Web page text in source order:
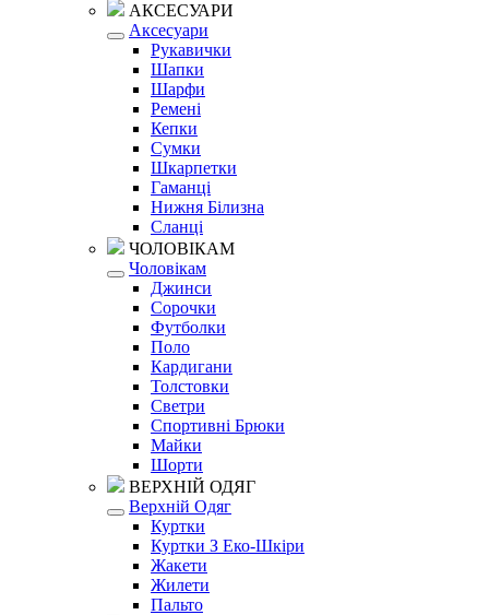
АКСЕСУАРИ
Аксесуари
Рукавички
Шапки
Шарфи
Ремені
Кепки
Сумки
Шкарпетки
Гаманці
Нижня Білизна
Сланці
ЧОЛОВІКАМ
Чоловікам
Джинси
Сорочки
Футболки
Поло
Кардигани
Толстовки
Светри
Спортивні Брюки
Майки
Шорти
ВЕРХНІЙ ОДЯГ
Верхній Одяг
Куртки
Куртки З Еко-Шкіри
Жакети
Жилети
Пальто